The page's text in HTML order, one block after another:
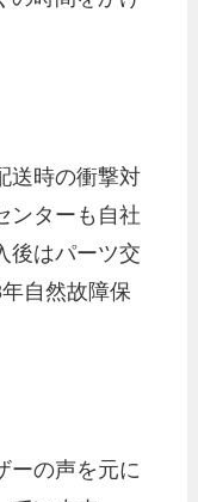
送時の衝撃対
ンターも自社
後はパーツ交
自然故障保
ーの声を元に